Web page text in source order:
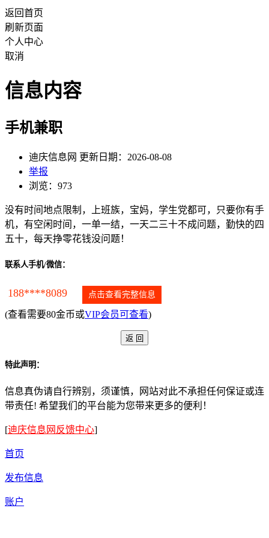
返回首页
刷新页面
个人中心
取消
信息内容
手机兼职
迪庆信息网 更新日期：2026-08-08
举报
浏览：973
没有时间地点限制，上班族，宝妈，学生党都可，只要你有手
机，有空闲时间，一单一结，一天二三十不成问题，勤快的四
五十，每天挣零花钱没问题！
联系人手机/微信：
188****8089 点击查看完整信息
(查看需要80金币或VIP会员可查看)
特此声明：
信息真伪请自行辨别，须谨慎，网站对此不承担任何保证或连
带责任! 希望我们的平台能为您带来更多的便利！
[迪庆信息网反馈中心]
首页
发布信息
账户